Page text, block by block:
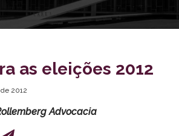
as eleições 2012
2012
Advocacia